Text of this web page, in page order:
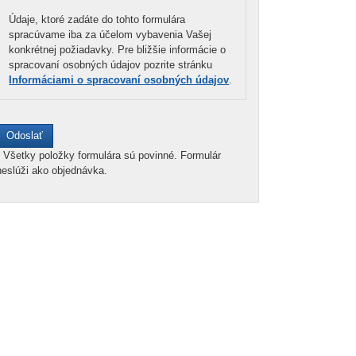
Údaje, ktoré zadáte do tohto formulára
spracúvame iba za účelom vybavenia Vašej
konkrétnej požiadavky. Pre bližšie informácie o
spracovaní osobných údajov pozrite stránku
Informáciami o spracovaní osobných údajov
Všetky položky formulára sú povinné. Formulár
ako objednávka.